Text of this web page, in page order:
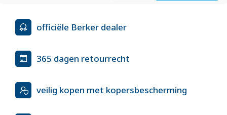
officiële Berker dealer
365 dagen retourrecht
veilig kopen met kopersbescherming